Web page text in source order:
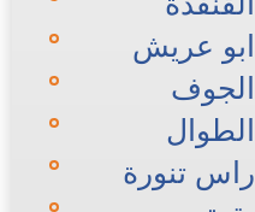
ابو عريش
الجوف
الطوال
راس تنورة